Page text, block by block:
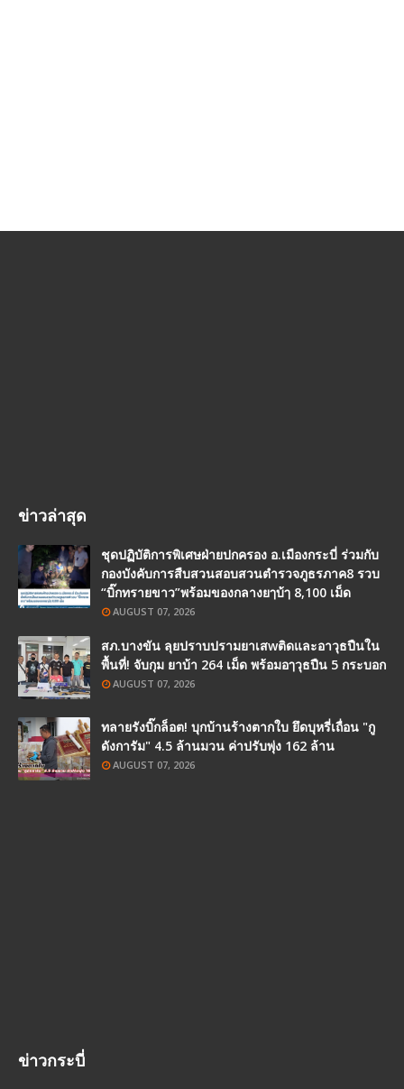
ข่าวล่าสุด
ชุดปฏิบัติการพิเศษฝ่ายปกครอง อ.เมืองกระบี่ ร่วมกับ
กองบังคับการสืบสวนสอบสวนตำรวจภูธรภาค8 รวบ
“บิ๊กทรายขาว”พร้อมของกลางยๅบ้ๅ 8,100 เม็ด
AUGUST 07, 2026
สภ.บางขัน ลุยปราบปรามยาเสwติดและอาวุธปืนใน
พื้นที่! จับกุม ยาบ้า 264 เม็ด พร้อมอๅวุธปืน 5 กระบอก
AUGUST 07, 2026
ทลายรังบิ๊กล็อต! บุกบ้านร้างตากใบ ยึดบุหรี่เถื่อน "กู
ดังการัม" 4.5 ล้านมวน ค่าปรับพุ่ง 162 ล้าน
AUGUST 07, 2026
ข่าวกระบี่